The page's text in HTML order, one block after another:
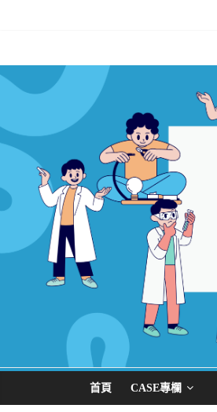
首頁 CASE專欄